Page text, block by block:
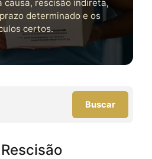
causa, rescisão indireta,
determinado e os
certos.
Buscar